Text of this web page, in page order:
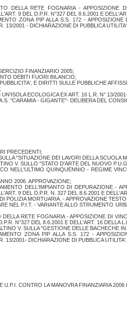
DELLA RETE FOGNARIA - APPOSIZIONE
9 DEL D.P.R. N°327 DEL 8.6.2001 E
ZONA PIP ALLA S.S. 172 -
13/2001 - DICHIARAZIONE DI PUBBLICA UTILITA'.
FINANZIARIO 2005;
DEBITI FUORI BILANCIO;
E DIRITTI SULLE PUBBLICHE
ECOLOGICA EX ART. 16 L.R. N° 13/
"CARAMIA - GIGANTE"- DELIBERA DEL
PRECEDENTI;
"SITUAZIONE DEI LAVORI DELLA SCUOLA
V. SULLO "STATO D'ARTE DEL NUOVO
NELL'ULTIMO QUINQUENNIO - REGIME
2006. APPROVAZIONE;
DELL'IMPIANTO DI DEPURAZIONE -
9 DEL D.P.R. N. 327 DEL 8.6.2001 E
POLIZIA MORTUARIA. - APPROVAZIONE
NEL P.I.T. - VARIANTE ALLO STRUMENTO
RETE FOGNARIA - APPOSIZIONE DI
N°327 DEL 8.6.2001 E DELL'ART. 16 DELLA
V. SULLA "GESTIONE DELLE BACHECHE
ZONA PIP ALLA S.S. 172 -
13/2001- DICHIARAZIONE DI PUBBLICA UTILITA'.
U.P.I. CONTRO LA MANOVRA FINANZIARIA